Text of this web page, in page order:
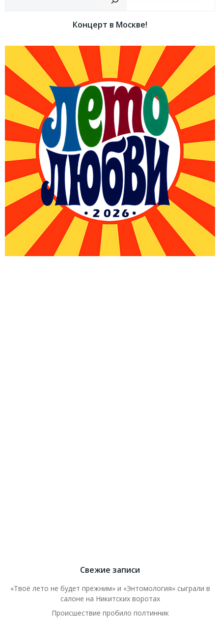
записям
записям
Концерт в Москве!
Свежие записи
«Твоё лето не будет прежним» и «Энтомология» сыграли в
салоне на Никитских воротах
Происшествие пробило полтинник